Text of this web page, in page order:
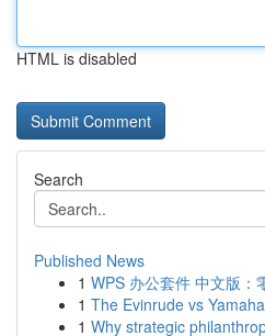
HTML is disabled
Search
Published News
1 WPS 办公套件 中文版：
1 The Evinrude vs
1 Why strategic